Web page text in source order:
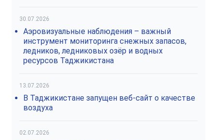
30.07.2026
Аэровизуальные наблюдения – важный
инструмент мониторинга снежных запасов,
ледников, ледниковых озёр и водных
ресурсов Таджикистана
13.07.2026
В Таджикистане запущен веб-сайт о качестве
воздуха
02.07.2026